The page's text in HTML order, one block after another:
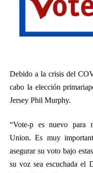
Debido a la crisis del
cabo la elección
Jersey Phil Murphy.
“Vote-p es nuevo para
Union. Es muy
asegurar su voto bajo
su voz sea escuchada el